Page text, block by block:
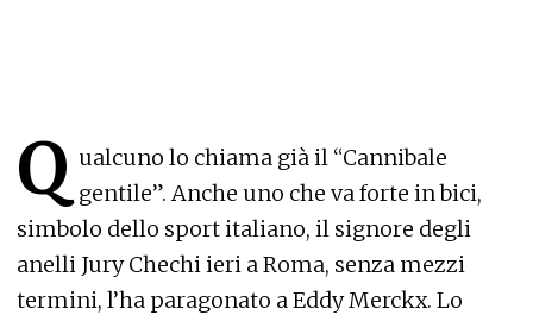
Q ualcuno lo chiama già il “Cannibale
gentile”. Anche uno che va forte in bici,
simbolo dello sport italiano, il signore degli
anelli Jury Chechi ieri a Roma, senza mezzi
termini, l’ha paragonato a Eddy Merckx. Lo